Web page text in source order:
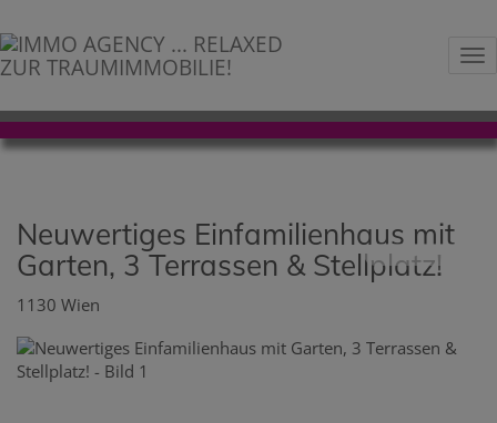
Neuwertiges Einfamilienhaus mit
Garten, 3 Terrassen & Stellplatz!
1130 Wien